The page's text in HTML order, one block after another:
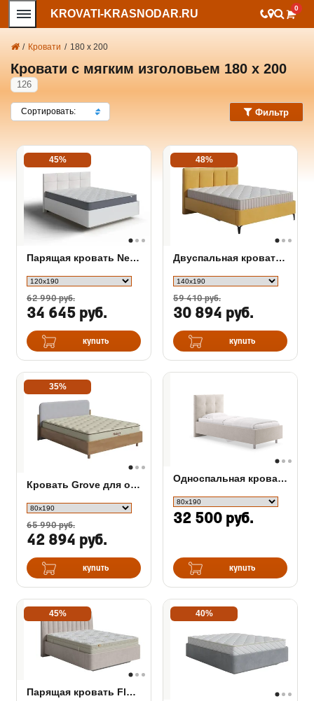
KROVATI-KRASNODAR.RU 0
/ Кровати / 180 х 200
Кровати с мягким изголовьем 180 х 200
126
Сортировать: Фильтр
45%
Парящая кровать New Light
62 990 руб.
34 645 руб.
купить
48%
Двуспальная кровать Monro
59 410 руб.
30 894 руб.
купить
35%
Кровать Grove для основания ПМ
65 990 руб.
42 894 руб.
купить
Односпальная кровать Caprice
32 500 руб.
купить
45%
Парящая кровать Fly Majesty
40%